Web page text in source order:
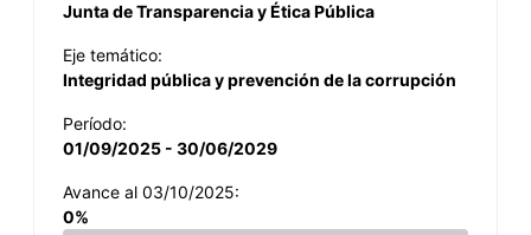
Junta de Transparencia y Ética Pública
Eje temático:
Integridad pública y prevención de la corrupción
Período:
01/09/2025 - 30/06/2029
Avance al 03/10/2025:
0%